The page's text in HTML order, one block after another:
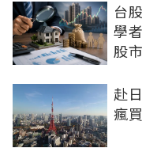
台
學
股市
赴
瘋